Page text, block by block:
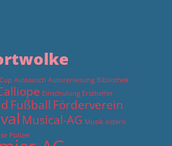
Austausch Autorenlesung Bibliothek
Einschulung Ersthelfer
FußballFörderverein
Musical-AG Musik ostern
Polizei